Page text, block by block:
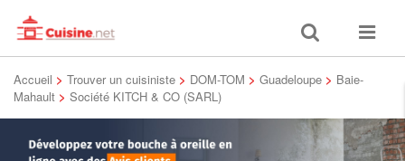
Toggle
search
Toggle
Accueil > Trouver un cuisiniste > DOM-TOM > Guadeloupe > Baie-
Mahault > Société KITCH & CO (SARL)